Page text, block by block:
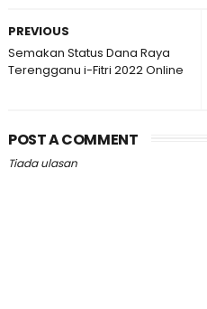
PREVIOUS
Semakan Status Dana Raya
Terengganu i-Fitri 2022 Online
POST A COMMENT
Tiada ulasan